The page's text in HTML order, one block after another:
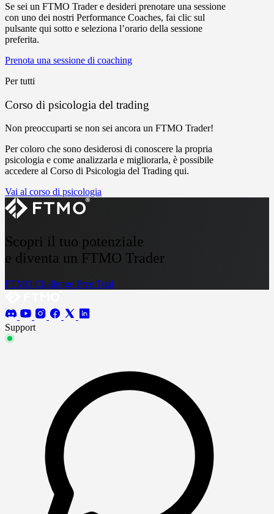
Se sei un FTMO Trader e desideri prenotare una sessione
con uno dei nostri Performance Coaches, fai clic sul
pulsante qui sotto e seleziona l’orario della sessione
preferita.
Prenota una sessione di coaching
Per tutti
Corso di psicologia del trading
Non preoccuparti se non sei ancora un FTMO Trader!
Per coloro che sono desiderosi di conoscere la propria
psicologia e come analizzarla e migliorarla, è possibile
accedere al Corso di Psicologia del Trading qui.
Vai al corso di psicologia
Scopri il tuo potenziale
e diventa un FTMO Trader
FTMO Challenge Free Trial
Support